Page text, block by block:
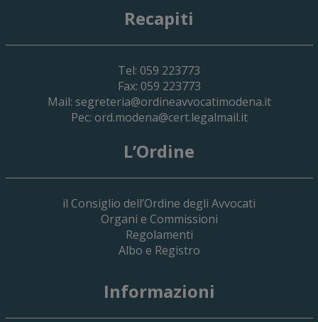
19 Giugno 2026
Recapiti
Tel: 059 223773
Fax: 059 223773
Mail: segreteria@ordineavvocatimodena.it
Pec: ord.modena@cert.legalmail.it
L’Ordine
il Consiglio dell’Ordine degli Avvocati
Organi e Commissioni
Regolamenti
Albo e Registro
Informazioni